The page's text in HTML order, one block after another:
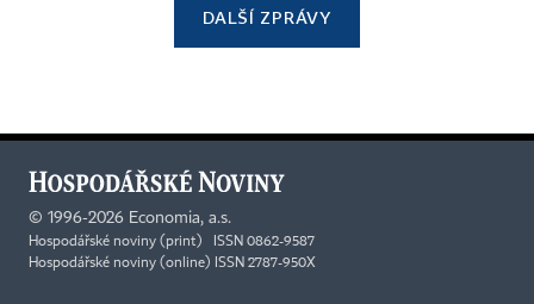
DALŠÍ ZPRÁVY
© 1996-2026 Economia, a.s.
Hospodářské noviny (print) ISSN 0862-9587
Hospodářské noviny (online) ISSN 2787-950X